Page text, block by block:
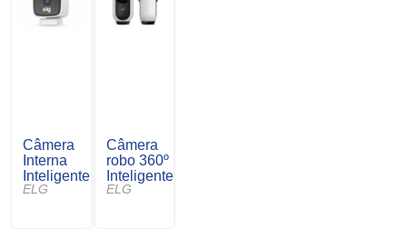
Câmera
Interna
Inteligente
ELG
Câmera
robo 360º
Inteligente
ELG